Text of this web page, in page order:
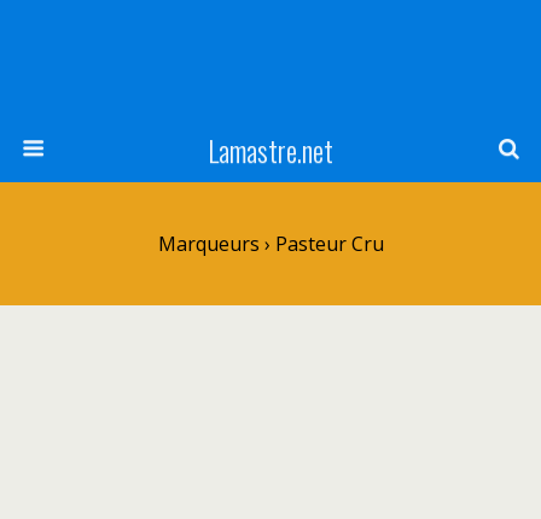
Lamastre.net
Marqueurs › Pasteur Cru